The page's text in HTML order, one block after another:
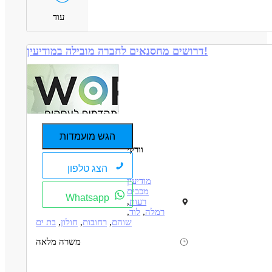
עוד
דרושים מחסנאים לחברה מובילה במודיעין!
הגש מועמדות
הצג טלפון
Whatsapp
וורקי
מודיעין
מכבים
רעות,
רמלה, לוד,
שוהם, רחובות, חולון, בת ים
משרה מלאה